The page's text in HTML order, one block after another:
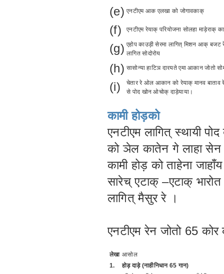
(e) एनटीएम आक एलखा को जोगावकाक्
(f) एनटीएम रेयाक् परियोजना सोलहा माड़ेराक्
(g) एहोप काउड़ी सेरमा लागित् मिशन आक् बजट
लागित सोदोरोय
(h) सासोन्या हाटिञ दारयते एमा आकान जोतो
(i)
चेतार रे ओल आकान को रेयाक् मानव
से पोद खोन ओचोक् दाड़ेयाया।
कामी होड़को
एनटीएम लागित् स्थायी
को ञेल कातेन गे लाहा सेन
कामी होड़ को ताहेना
सारेच् एटाक् –एटाक्
लागित् मैसुर रे ।
एनटीएम रेन जोतो 65 कोर
लेखा आसोल
1.
होड़ दाड़े (नाहीनिधान 65 गान)